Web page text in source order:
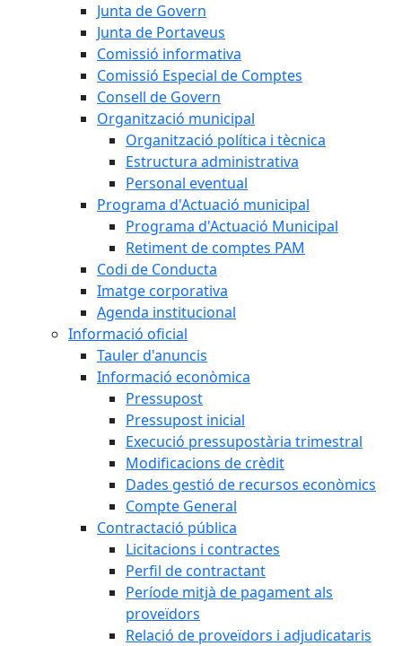
Junta de Govern
Junta de Portaveus
Comissió informativa
Comissió Especial de Comptes
Consell de Govern
Organització municipal
Organització política i tècnica
Estructura administrativa
Personal eventual
Programa d'Actuació municipal
Programa d'Actuació Municipal
Retiment de comptes PAM
Codi de Conducta
Imatge corporativa
Agenda institucional
Informació oficial
Tauler d'anuncis
Informació econòmica
Pressupost
Pressupost inicial
Execució pressupostària trimestral
Modificacions de crèdit
Dades gestió de recursos econòmics
Compte General
Contractació pública
Licitacions i contractes
Perfil de contractant
Període mitjà de pagament als
proveïdors
Relació de proveïdors i adjudicataris